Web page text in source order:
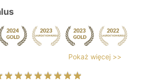
Pokaż więcej >>